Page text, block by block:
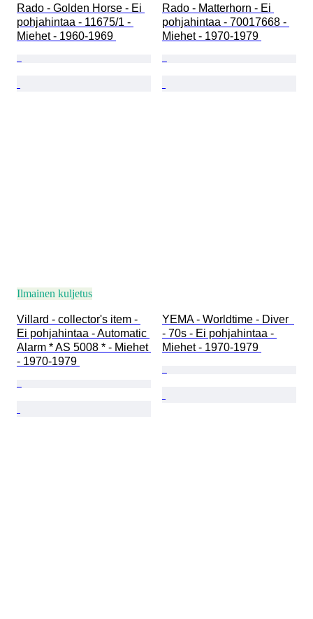
Rado - Golden Horse - Ei
pohjahintaa - 11675/1 -
Miehet - 1960-1969
Rado - Matterhorn - Ei
pohjahintaa - 70017668 -
Miehet - 1970-1979
Ilmainen kuljetus
Villard - collector's item -
Ei pohjahintaa - Automatic
Alarm * AS 5008 * - Miehet
- 1970-1979
YEMA - Worldtime - Diver
- 70s - Ei pohjahintaa -
Miehet - 1970-1979